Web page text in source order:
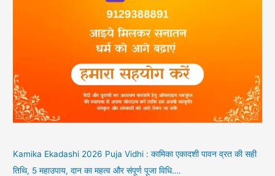
Kamika Ekadashi 2026 Puja Vidhi : कामिका एकादशी पावन व्रत की सही
तिथि, 5 महाउपाय, दान का महत्व और संपूर्ण पूजा विधि….